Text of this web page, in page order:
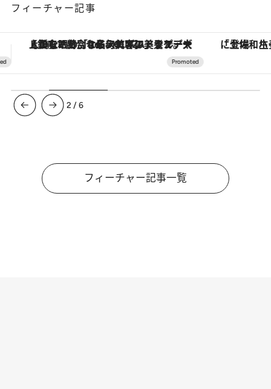
フィーチャー記事
「土佐和ハーブかき氷」がOMO7高知に登場！生姜、山椒、大葉など目にも舌にも涼を呼ぶ郷土の味 【夏限定ディナーコース】旬を
3 /6
フィーチャー記事一覧